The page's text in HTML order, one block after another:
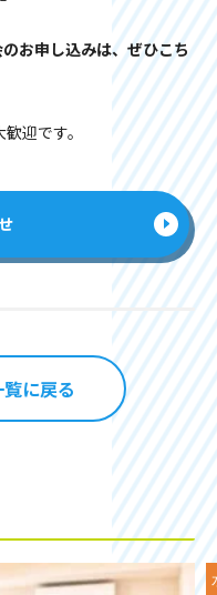
お申し込みは、ぜひこち
迎です。
に戻る